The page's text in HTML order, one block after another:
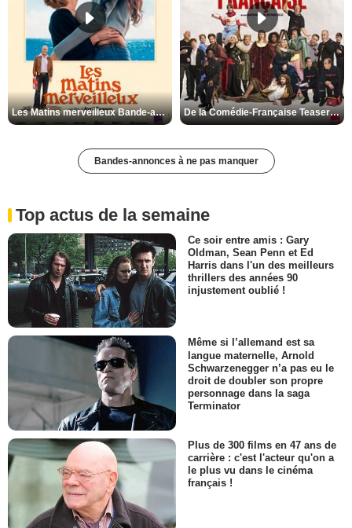
Les Matins merveilleux Bande-annonce VF De la Comédie-Française Teaser VF
Bandes-annonces à ne pas manquer
Top actus de la semaine
Ce soir entre amis : Gary
Oldman, Sean Penn et Ed
Harris dans l'un des meilleurs
thrillers des années 90
injustement oublié !
Même si l’allemand est sa
langue maternelle, Arnold
Schwarzenegger n’a pas eu le
droit de doubler son propre
personnage dans la saga
Terminator
Plus de 300 films en 47 ans de
carrière : c'est l'acteur qu'on a
le plus vu dans le cinéma
français !